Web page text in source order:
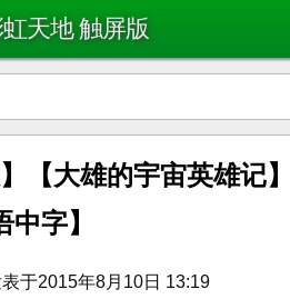
天地 触屏版
【大雄的宇宙英雄记
中字】
于2015年8月10日 13:19